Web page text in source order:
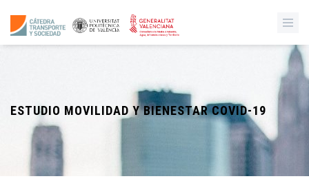
ESTUDIO MOVILIDAD Y BIENESTAR COVID-19